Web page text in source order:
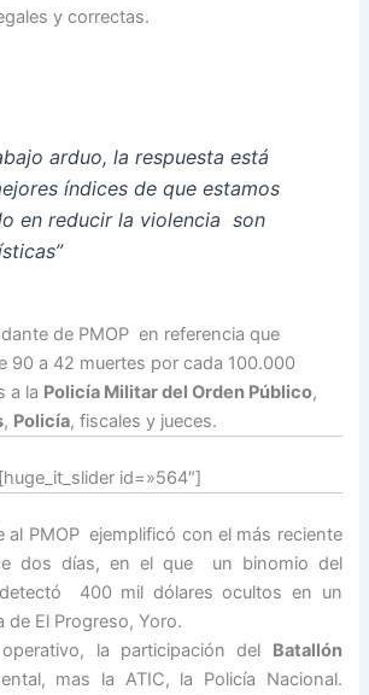
y correctas.
arduo, la respuesta está
índices de que estamos
en reducir la violencia son
de PMOP en referencia que
90 a 42 muertes por cada 100.000
a la Policía Militar del Orden Público,
, Policía, fiscales y jueces.
[huge_it_slider id=»564″]
al PMOP ejemplificó con el más reciente
dos días, en el que un binomio del
400 mil dólares ocultos en un
de El Progreso, Yoro.
la participación del Batallón
mas la ATIC, la Policía Nacional.